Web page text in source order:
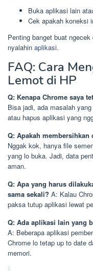
Buka aplikasi lain
Cek apakah koneksi
Penting banget buat
nyalahin aplikasi.
FAQ: Cara
Lemot di HP
Q: Kenapa Chrome saya
Bisa jadi, ada masalah
atau hapus aplikasi yang
Q: Apakah membersihkan
Nggak kok, hanya file
yang lo buka. Jadi, data
aman.
Q: Apa yang harus
sama sekali? A: Kalau
paksa tutup aplikasi lewat
Q: Ada aplikasi lain yang
A: Beberapa aplikasi
Chrome lo tetap up to date
memori.